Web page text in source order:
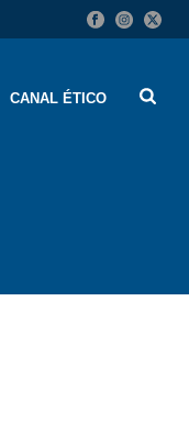
CANAL ÉTICO